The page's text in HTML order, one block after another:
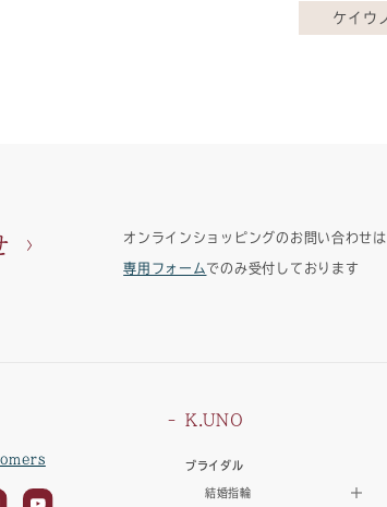
ケイウ
オンラインショッピングのお問い合わせは
専用フォーム でのみ受付しております
K.UNO
ブライダル
結婚指輪